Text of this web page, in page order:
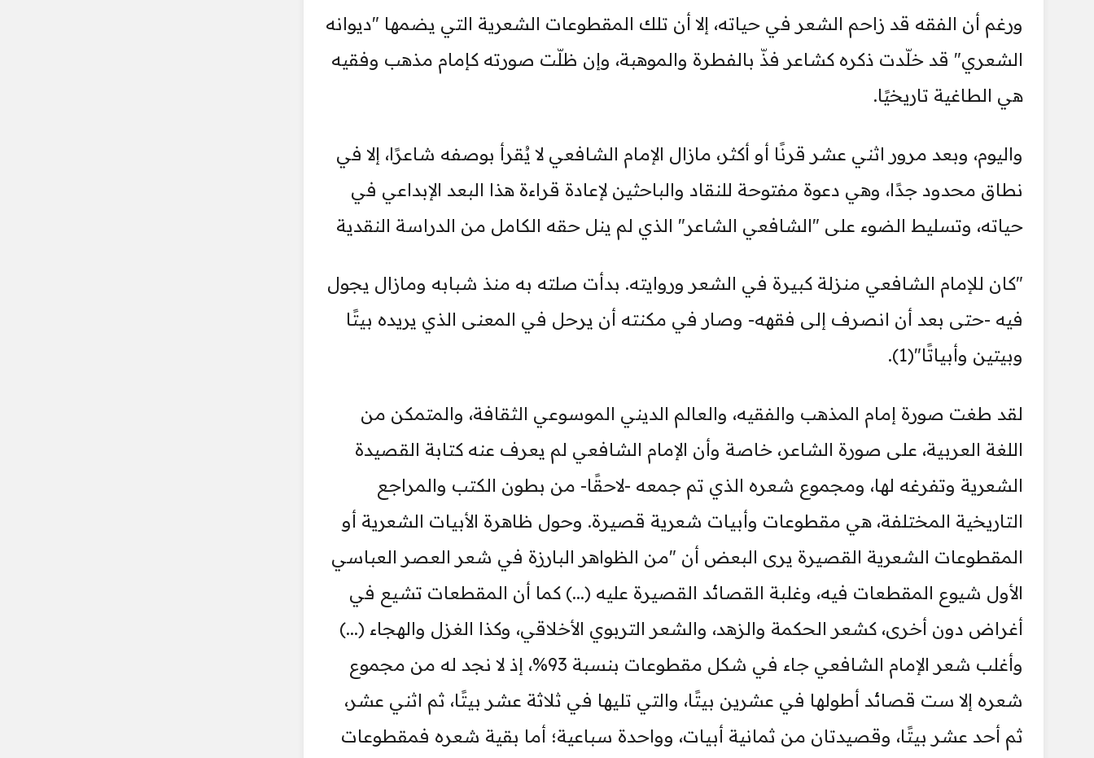
ورغم أن الفقه قد زاحم الشعر في حياته، إلا أن تلك المقطوعات الشعرية التي يضمها "ديوانه
الشعري" قد خلّدت ذكره كشاعر فذّ بالفطرة والموهبة، وإن ظلّت صورته كإمام مذهب وفقيه
هي الطاغية تاريخيًا.
واليوم، وبعد مرور اثني عشر قرنًا أو أكثر، مازال الإمام الشافعي لا يُقرأ بوصفه شاعرًا، إلا في
نطاق محدود جدًا، وهي دعوة مفتوحة للنقاد والباحثين لإعادة قراءة هذا البعد الإبداعي في
حياته، وتسليط الضوء على "الشافعي الشاعر" الذي لم ينل حقه الكامل من الدراسة النقدية
"كان للإمام الشافعي منزلة كبيرة في الشعر وروايته. بدأت صلته به منذ شبابه ومازال يجول
فيه -حتى بعد أن انصرف إلى فقهه- وصار في مكنته أن يرحل في المعنى الذي يريده بيتًا
وبيتين وأبياتًا"(1).
لقد طغت صورة إمام المذهب والفقيه، والعالم الديني الموسوعي الثقافة، والمتمكن من
اللغة العربية، على صورة الشاعر، خاصة وأن الإمام الشافعي لم يعرف عنه كتابة القصيدة
الشعرية وتفرغه لها، ومجموع شعره الذي تم جمعه -لاحقًا- من بطون الكتب والمراجع
التاريخية المختلفة، هي مقطوعات وأبيات شعرية قصيرة. وحول ظاهرة الأبيات الشعرية أو
المقطوعات الشعرية القصيرة يرى البعض أن "من الظواهر البارزة في شعر العصر العباسي
الأول شيوع المقطعات فيه، وغلبة القصائد القصيرة عليه (...) كما أن المقطعات تشيع في
أغراض دون أخرى، كشعر الحكمة والزهد، والشعر التربوي الأخلاقي، وكذا الغزل والهجاء (...)
وأغلب شعر الإمام الشافعي جاء في شكل مقطوعات بنسبة 93%، إذ لا نجد له من مجموع
شعره إلا ست قصائد أطولها في عشرين بيتًا، والتي تليها في ثلاثة عشر بيتًا، ثم اثني عشر،
ثم أحد عشر بيتًا، وقصيدتان من ثمانية أبيات، وواحدة سباعية؛ أما بقية شعره فمقطوعات